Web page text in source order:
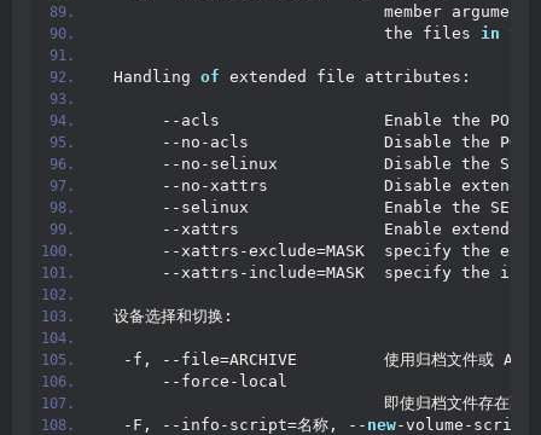
member
                             the files
in
Handling of extended file attributes:
--acls                 Enable the
--no-acls              Disable the
--no-selinux           Disable the
--no-xattrs            Disable
--selinux              Enable the
--xattrs               Enable extended
--xattrs-exclude=MASK  specify the
--xattrs-include=MASK  specify the
设备选择和切换:
-f, --file=ARCHIVE         使用归档文件或
      --force-local
即使归档文件存在副本
  -F, --info-script=名称, --
new-volume-script=